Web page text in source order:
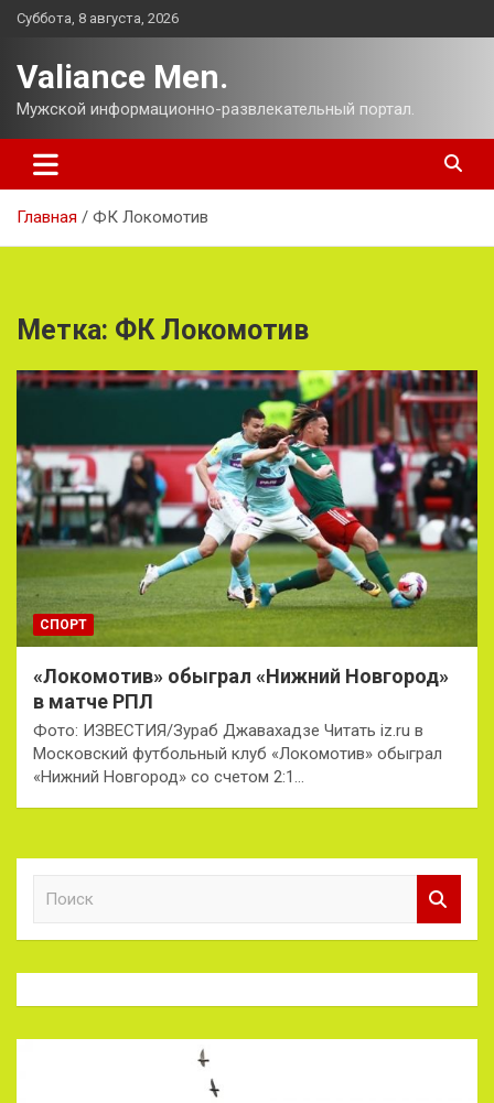
Перейти
Суббота, 8 августа, 2026
Valiance Men.
Мужской информационно-развлекательный портал.
Главная ФК Локомотив
Метка: ФК Локомотив
СПОРТ
«Локомотив» обыграл «Нижний Новгород»
в матче РПЛ
Фото: ИЗВЕСТИЯ/Зураб Джавахадзе Читать iz.ru в
Московский футбольный клуб «Локомотив» обыграл
«Нижний Новгород» со счетом 2:1…
к